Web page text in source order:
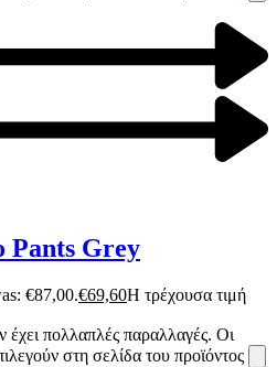
Pants Grey
€87,00.€69,60Η τρέχουσα τιμή
έχει πολλαπλές παραλλαγές. Οι
στη σελίδα του προϊόντος